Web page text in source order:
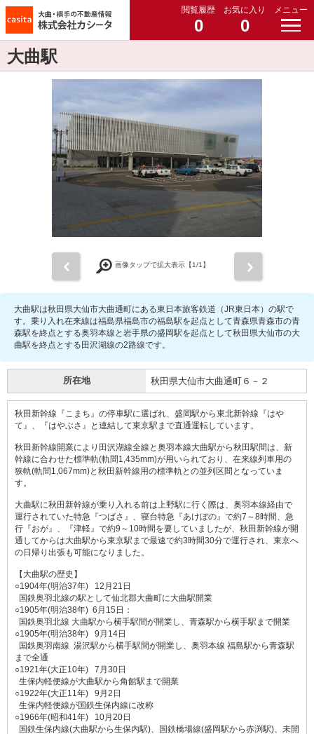
閲覧履歴
0
お気に入り
0
メニュー
大曲駅
画像タップで拡大表示【1/1】
大曲駅は秋田県大仙市大曲通町にある東日本旅客鉄道（JR東日本）の駅で
す。乗り入れ在来線は福島県福島市の福島駅を起点として青森県青森市の青
森駅を終点とする奥羽本線と岩手県の盛岡駅を起点として秋田県大仙市の大
曲駅を終点とする田沢湖線の2路線です。
所在地 秋田県大仙市大曲通町６－２
秋田新幹線『こまち』の停車駅に選ばれ、盛岡駅から東北新幹線『はや
て』、『はやぶさ』と連結して東京駅まで直通運転しています。
秋田新幹線開業により田沢湖線全線と奥羽本線大曲駅から秋田駅間は、新
幹線に合わせた標準軌(軌間1,435mm)が用いられており、在来線列車用の
狭軌(軌間1,067mm)と秋田新幹線用の標準軌との並列区間となっていま
す。
大曲駅に秋田新幹線が乗り入れる前は上野駅に行く際は、奥羽本線経由で
運行されていた特急『つばさ』、寝台特急『あけぼの』で約7～8時間、急
行『おが』、『津軽』で約9～10時間を要していましたが、秋田新幹線が開
通してからは大曲駅から東京駅まで最速で約3時間30分で運行され、東京へ
の日帰り出張も可能になりました。
【大曲駅の歴史】
○1904年(明治37年) 12月21日
国鉄奥羽北線の駅として仙北郡大曲町に大曲駅開業
○1905年(明治38年) 6月15日：
国鉄奥羽北線 大曲駅から横手駅間が開業し、青森駅から横手駅まで開業
○1905年(明治38年) 9月14日
国鉄奥羽南線 湯沢駅から横手駅間が開業し、奥羽本線 福島駅から青森駅
まで全通
○1921年(大正10年) 7月30日
生保内軽便線が大曲駅から角館駅まで開業
○1922年(大正11年) 9月2日
生保内軽便線が国鉄生保内線に改称
○1966年(昭和41年) 10月20日
国鉄生保内線(大曲駅から生保内駅)、国鉄橋場線(盛岡駅から赤渕駅)、未開